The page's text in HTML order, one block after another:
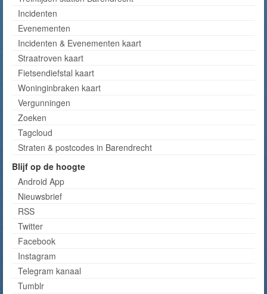
Incidenten
Evenementen
Incidenten & Evenementen kaart
Straatroven kaart
Fietsendiefstal kaart
Woninginbraken kaart
Vergunningen
Zoeken
Tagcloud
Straten & postcodes in Barendrecht
Blijf op de hoogte
Android App
Nieuwsbrief
RSS
Twitter
Facebook
Instagram
Telegram kanaal
Tumblr